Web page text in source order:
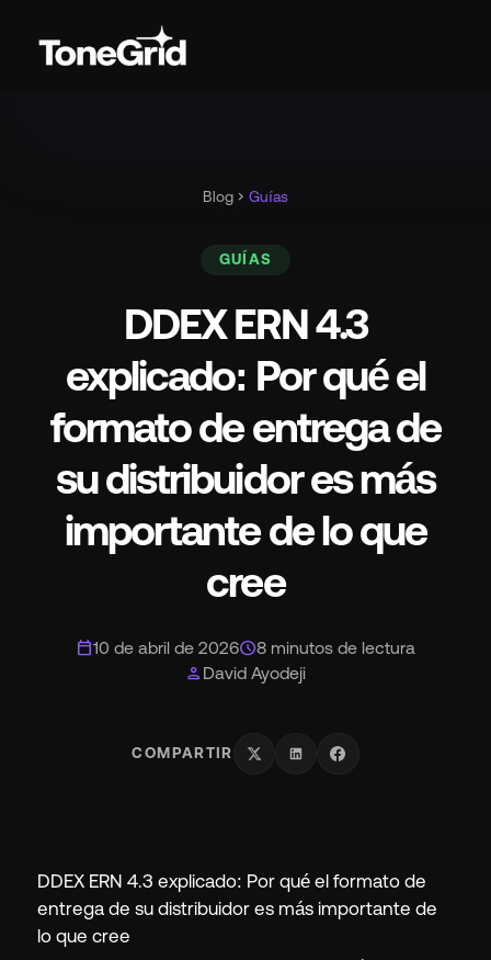
Blog chevron_right Guías
GUÍAS
DDEX ERN 4.3
explicado: Por qué el
formato de entrega de
su distribuidor es más
importante de lo que
cree
calendar_today10 de abril de 2026schedule8 minutos de lectura
person David Ayodeji
COMPARTIR
DDEX ERN 4.3 explicado: Por qué el formato de
entrega de su distribuidor es más importante de
lo que cree